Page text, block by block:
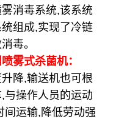
消毒系统,该系统
组成,实现了冷链
毒。
雾式杀菌机：
降,输送机也可根
与操作人员的运动
间运输,降低劳动强